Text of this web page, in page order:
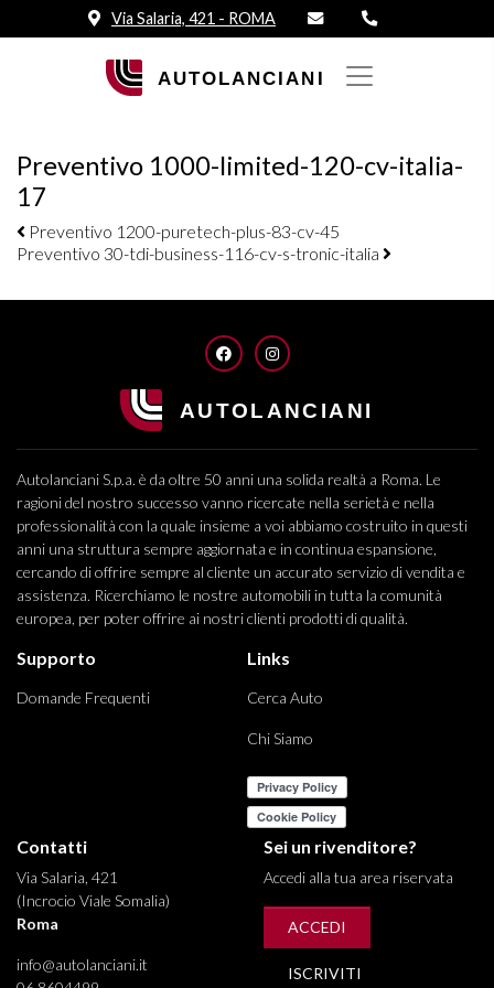
Via Salaria, 421 - ROMA
Preventivo 1000-limited-120-cv-italia-
17
Navigazione elementi
Preventivo 1200-puretech-plus-83-cv-45
Preventivo 30-tdi-business-116-cv-s-tronic-italia
FACEBOOKINSTAGRAM
Autolanciani S.p.a. è da oltre 50 anni una solida realtà a Roma. Le
ragioni del nostro successo vanno ricercate nella serietà e nella
professionalità con la quale insieme a voi abbiamo costruito in questi
anni una struttura sempre aggiornata e in continua espansione,
cercando di offrire sempre al cliente un accurato servizio di vendita e
assistenza. Ricerchiamo le nostre automobili in tutta la comunità
europea, per poter offrire ai nostri clienti prodotti di qualità.
Supporto
Domande Frequenti
Links
Cerca Auto
Chi Siamo
Contatti
Via Salaria, 421
(Incrocio Viale Somalia)
Roma
info@autolanciani.it
Sei un rivenditore?
Accedi alla tua area riservata
ACCEDI
ISCRIVITI